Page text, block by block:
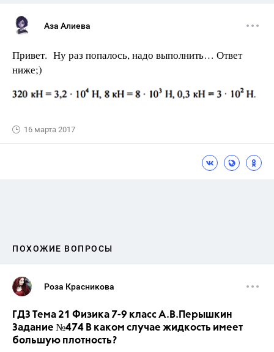
Аза Алиева
Привет. Ну раз попалось, надо выполнить… Ответ
ниже;)
16 марта 2017
ПОХОЖИЕ ВОПРОСЫ
Роза Красникова
ГДЗ Тема 21 Физика 7-9 класс А.В.Перышкин
Задание №474 В каком случае жидкость имеет
большую плотность?